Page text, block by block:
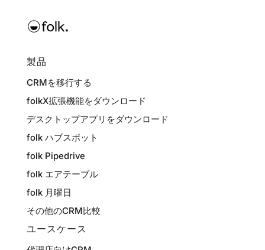
製品
CRMを移行する
folkX拡張機能をダウンロード
デスクトップアプリをダウンロード
folk ハブスポット
folk Pipedrive
folk エアテーブル
folk 月曜日
その他のCRM比較
ユースケース